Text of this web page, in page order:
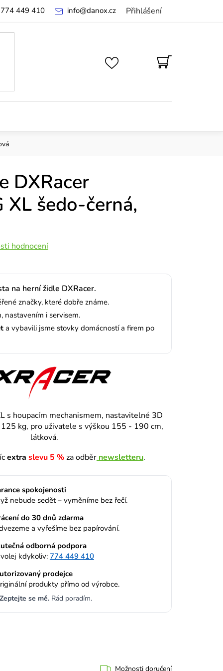
Přihlášení
info@danox.cz
449 410
NÁKUPNÍ
KOŠÍK
DXRacer
XL šedo-černá,
hodnocení
na herní židle DXRacer.
značky, které dobře známe.
nastavením i servisem.
a vybavili jsme stovky domácností a firem po
s houpacím mechanismem, nastavitelné 3D
kg, pro uživatele s výškou 155 - 190 cm,
látková.
extra slevu 5 %za odběrnewsletteru.
spokojenosti
nebude sedět – vyměníme bez řečí.
do 30 dnů zdarma
a vyřešíme bez papírování.
odborná podpora
kdykoliv: 774 449 410
prodejce
produkty přímo od výrobce.
Zeptejte se mě.Rád poradím.
Možnosti doručení